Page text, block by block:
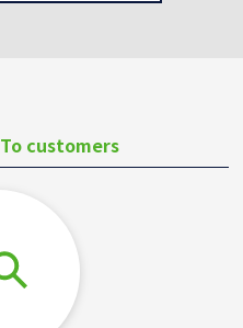
To customers